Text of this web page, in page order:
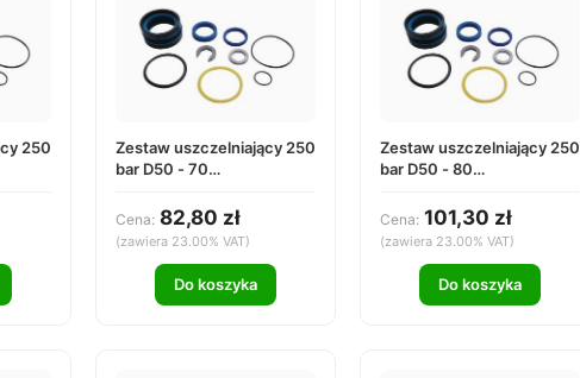
250
Zestaw uszczelniający 250
bar D50 - 70
Cena: 82,80 zł
(zawiera 23.00% VAT)
Do koszyka
Zestaw uszczelniający 250
bar D50 - 80
Cena: 101,30 zł
(zawiera 23.00% VAT)
Do koszyka